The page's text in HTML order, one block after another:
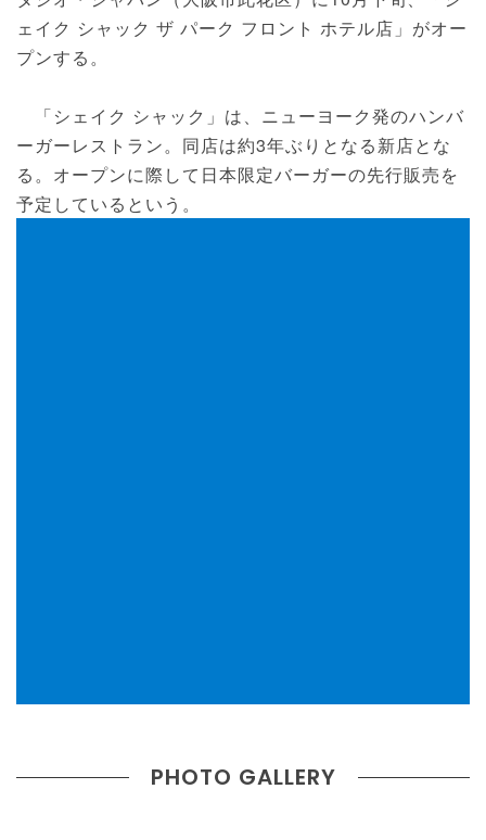
ェイク シャック ザ パーク フロント ホテル店」がオー
プンする。
「シェイク シャック」は、ニューヨーク発のハンバ
ーガーレストラン。同店は約3年ぶりとなる新店とな
る。オープンに際して日本限定バーガーの先行販売を
予定しているという。
PHOTO GALLERY